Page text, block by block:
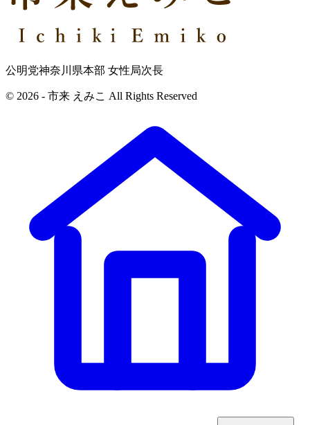
公明党神奈川県本部 女性局次長
© 2026 - 市来 えみこ All Rights Reserved